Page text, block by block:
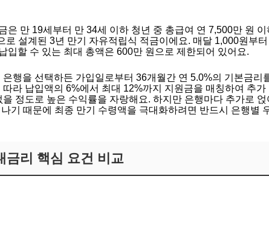
은 만 19세부터 만 34세 이하 청년 중 총급여 연 7,500만 원
로 설계된 3년 만기 자유적립식 적금이에요. 매달 1,000원부
입할 수 있는 최대 총액은 600만 원으로 제한되어 있어요.
행을 선택하든 가입일로부터 36개월간 연 5.0%의 기본금리
라 납입액의 6%에서 최대 12%까지 지원금을 매칭하여 추
정도로 높은 수익률을 자랑해요. 하지만 은행마다 추가로
기 때문에 최종 만기 수령액을 극대화하려면 반드시 은행별
금리 핵심 요건 비교